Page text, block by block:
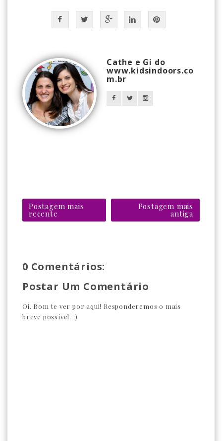
Cathe e Gi do
www.kidsindoors.co
m.br
Postagem mais
recente
Postagem mais
antiga
0 Comentários:
Postar Um Comentário
Oi. Bom te ver por aqui! Responderemos o mais
breve possível. :)